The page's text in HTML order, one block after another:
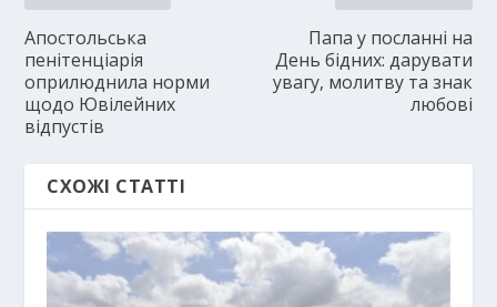
Апостольська
пенітенціарія
оприлюднила норми
щодо Ювілейних
відпустів
Папа у посланні на
День бідних: дарувати
увагу, молитву та знак
любові
СХОЖІ СТАТТІ